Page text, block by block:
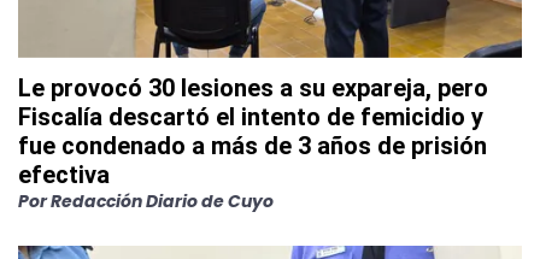
Le provocó 30 lesiones a su expareja, pero
Fiscalía descartó el intento de femicidio y
fue condenado a más de 3 años de prisión
efectiva
PorRedacción Diario de Cuyo